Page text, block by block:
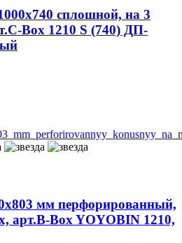
сплошной, на 3
Box 1210 S (740) ДП-
мм перфорированный,
арт.B-Box YOYOBIN 1210,